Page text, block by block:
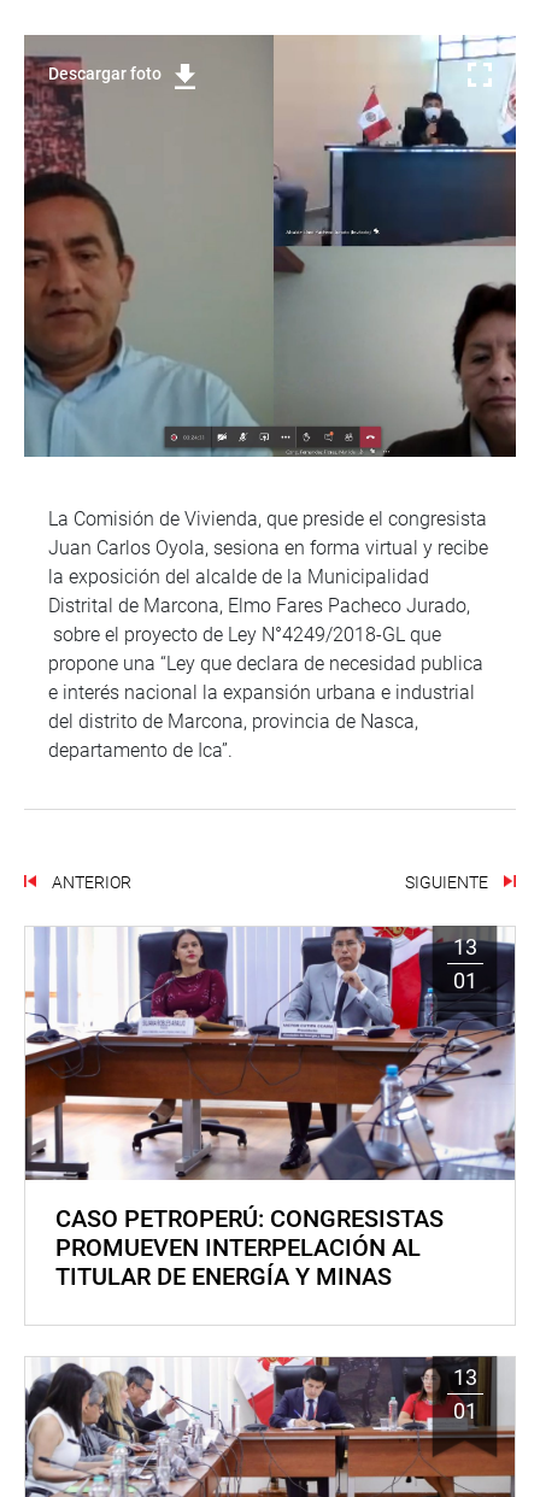
Descargar foto
La Comisión de Vivienda, que preside el congresista
Juan Carlos Oyola, sesiona en forma virtual y recibe
la exposición del alcalde de la Municipalidad
Distrital de Marcona, Elmo Fares Pacheco Jurado,
sobre el proyecto de Ley N°4249/2018-GL que
propone una “Ley que declara de necesidad publica
e interés nacional la expansión urbana e industrial
del distrito de Marcona, provincia de Nasca,
departamento de Ica”.
ANTERIOR SIGUIENTE
13
01
CASO PETROPERÚ: CONGRESISTAS
PROMUEVEN INTERPELACIÓN AL
TITULAR DE ENERGÍA Y MINAS
13
01